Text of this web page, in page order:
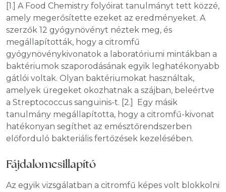
[1.] A Food Chemistry folyóirat tanulmányt tett közzé,
amely megerősítette ezeket az eredményeket. A
szerzők 12 gyógynövényt néztek meg, és
megállapították, hogy a citromfű
gyógynövénykivonatok a laboratóriumi mintákban a
baktériumok szaporodásának egyik leghatékonyabb
gátlói voltak. Olyan baktériumokat használtak,
amelyek üregeket okozhatnak a szájban, beleértve
a Streptococcus sanguinis-t. [2.] Egy másik
tanulmány megállapította, hogy a citromfű-kivonat
hatékonyan segíthet az emésztőrendszerben
előforduló bakteriális fertőzések kezelésében.
Fájdalomcsillapító
Az egyik vizsgálatban a citromfű képes volt blokkolni